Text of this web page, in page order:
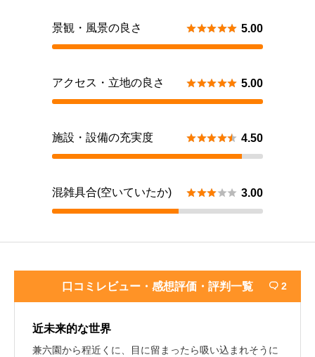
景観・風景の良さ  5.00
アクセス・立地の良さ  5.00
施設・設備の充実度  4.50
混雑具合(空いていたか)  3.00
口コミレビュー・感想評価・評判一覧  2
近未来的な世界
兼六園から程近くに、目に留まったら吸い込まれそうに